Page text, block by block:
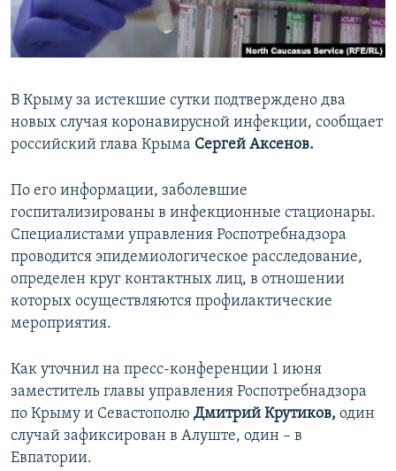
ПОБЕДИТЕЛЕЙ НЕ СУДЯТ?
КРЫМ.НЕПОКОРЕННЫЙ
УКРАИНСКАЯ ПРОБЛЕМА КРЫМА
ПРИСОЕДИНЯЙТЕСЬ!
Все сайты RFE/RL
В Крыму за истекшие сутки подтверждено два
новых случая коронавирусной инфекции, сообщает
российский глава Крыма Сергей Аксенов.
По его информации, заболевшие
госпитализированы в инфекционные стационары.
Специалистами управления Роспотребнадзора
проводится эпидемиологическое расследование,
определен круг контактных лиц, в отношении
которых осуществляются профилактические
мероприятия.
Как уточнил на пресс-конференции 1 июня
заместитель главы управления Роспотребнадзора
по Крыму и Севастополю Дмитрий Крутиков, один
случай зафиксирован в Алуште, один – в
Евпатории.